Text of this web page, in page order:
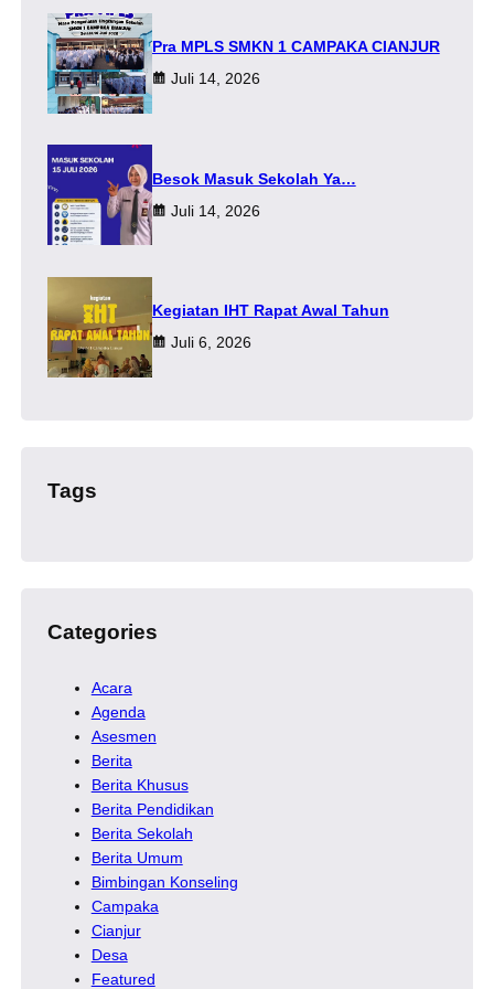
Pra MPLS SMKN 1 CAMPAKA CIANJUR
Juli 14, 2026
Besok Masuk Sekolah Ya…
Juli 14, 2026
Kegiatan IHT Rapat Awal Tahun
Juli 6, 2026
Tags
Categories
Acara
Agenda
Asesmen
Berita
Berita Khusus
Berita Pendidikan
Berita Sekolah
Berita Umum
Bimbingan Konseling
Campaka
Cianjur
Desa
Featured